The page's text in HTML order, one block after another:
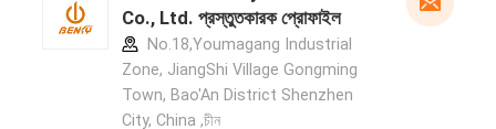
Co., Ltd. প্রস্তুতকারক প্রোফাইল
No.18,Youmagang Industrial
Zone, JiangShi Village Gongming
Town, Bao'An District Shenzhen
City, China ,চীন